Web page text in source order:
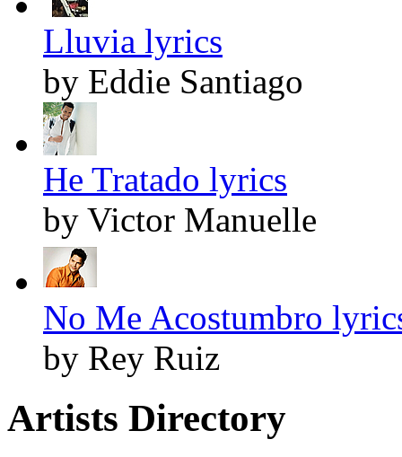
Lluvia lyrics
by Eddie Santiago
He Tratado lyrics
by Victor Manuelle
No Me Acostumbro
by Rey Ruiz
Artists Directory